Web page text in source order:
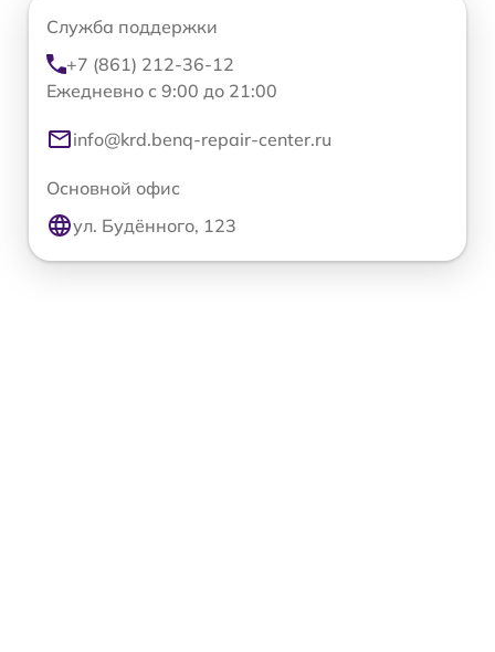
Служба поддержки
+7 (861) 212-36-12
Ежедневно с 9:00 до 21:00
info@krd.benq-repair-center.ru
Основной офис
ул. Будённого, 123